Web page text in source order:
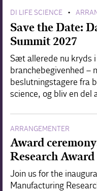
DI LIFE SCIENCE •
Save the Date:
Summit 2027
Sæt allerede nu kryds
branchebegivenhed –
beslutningstagere fra
science, og bliv en del
ARRANGEMENTER
Award
Research Award
Join us for the
Manufacturing